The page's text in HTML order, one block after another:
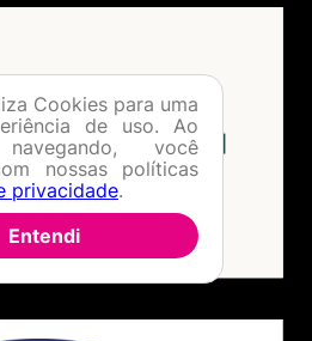
Cookies para uma
de uso. Ao
você
nossas políticas
privacidade.
Entendi